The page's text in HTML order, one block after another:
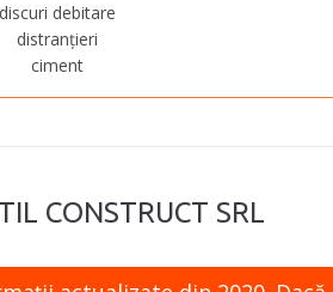
discuri debitare
distranțieri
ciment
CONSTRUCT SRL